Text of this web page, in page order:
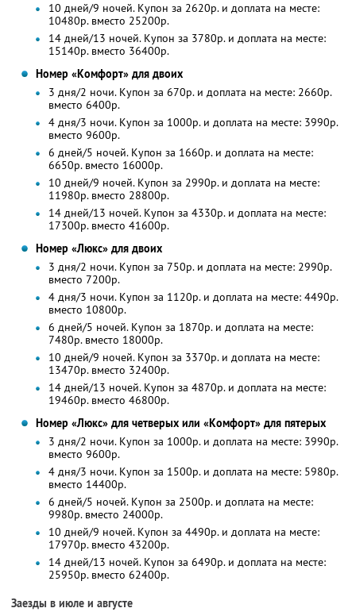
10 дней/9 ночей. Купон за 2620р. и доплата на месте:
10480р. вместо 25200р.
14 дней/13 ночей. Купон за 3780р. и доплата на месте:
15140р. вместо 36400р.
Номер «Комфорт» для двоих
3 дня/2 ночи. Купон за 670р. и доплата на месте: 2660р.
вместо 6400р.
4 дня/3 ночи. Купон за 1000р. и доплата на месте: 3990р.
вместо 9600р.
6 дней/5 ночей. Купон за 1660р. и доплата на месте:
6650р. вместо 16000р.
10 дней/9 ночей. Купон за 2990р. и доплата на месте:
11980р. вместо 28800р.
14 дней/13 ночей. Купон за 4330р. и доплата на месте:
17300р. вместо 41600р.
Номер «Люкс» для двоих
3 дня/2 ночи. Купон за 750р. и доплата на месте: 2990р.
вместо 7200р.
4 дня/3 ночи. Купон за 1120р. и доплата на месте: 4490р.
вместо 10800р.
6 дней/5 ночей. Купон за 1870р. и доплата на месте:
7480р. вместо 18000р.
10 дней/9 ночей. Купон за 3370р. и доплата на месте:
13470р. вместо 32400р.
14 дней/13 ночей. Купон за 4870р. и доплата на месте:
19460р. вместо 46800р.
Номер «Люкс» для четверых или «Комфорт» для пятерых
3 дня/2 ночи. Купон за 1000р. и доплата на месте: 3990р.
вместо 9600р.
4 дня/3 ночи. Купон за 1500р. и доплата на месте: 5980р.
вместо 14400р.
6 дней/5 ночей. Купон за 2500р. и доплата на месте:
9980р. вместо 24000р.
10 дней/9 ночей. Купон за 4490р. и доплата на месте:
17970р. вместо 43200р.
14 дней/13 ночей. Купон за 6490р. и доплата на месте:
25950р. вместо 62400р.
Заезды в июле и августе